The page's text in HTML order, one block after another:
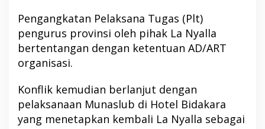
Pengangkatan Pelaksana Tugas (Plt)
pengurus provinsi oleh pihak La Nyalla
bertentangan dengan ketentuan AD/ART
organisasi.
Konflik kemudian berlanjut dengan
pelaksanaan Munaslub di Hotel Bidakara
yang menetapkan kembali La Nyalla sebagai